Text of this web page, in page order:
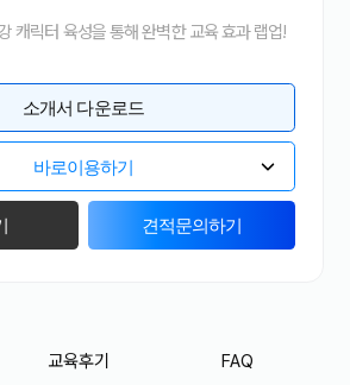
캐릭터 육성을 통해 완벽한 교육 효과 랩업!
소개서 다운로드
바로이용하기
견적문의하기
교육후기 FAQ